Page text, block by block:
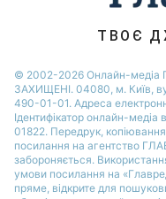
Новини Одеси
ТВОЄ
© 2002-2026 Онлайн-медіа
ЗАХИЩЕНІ. 04080, м. Київ,
490-01-01. Адреса
Ідентифікатор онлайн-медіа
01822. Передрук, копіювання
посилання на агентство
забороняється.
умови посилання на
пряме, відкрите для